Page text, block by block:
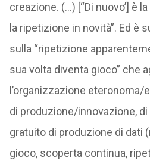
creazione. (…) [“Di nuovo’] è
la ripetizione in novità”. Ed è
sulla “ripetizione
sua volta diventa gioco” che
l’organizzazione
di produzione/innovazione,
gratuito di produzione di dati
gioco, scoperta continua,